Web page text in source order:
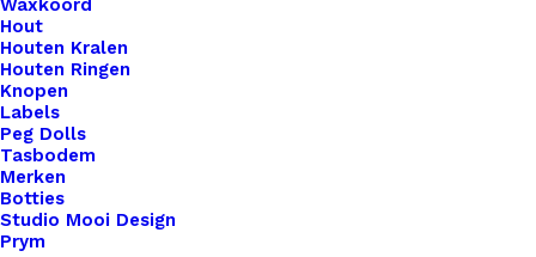
Waxkoord
Hout
Houten Kralen
Houten Ringen
Knopen
Labels
Peg Dolls
Tasbodem
Merken
Botties
Studio Mooi Design
Prym
Cernit Metallic, 56Gr – Steel 167